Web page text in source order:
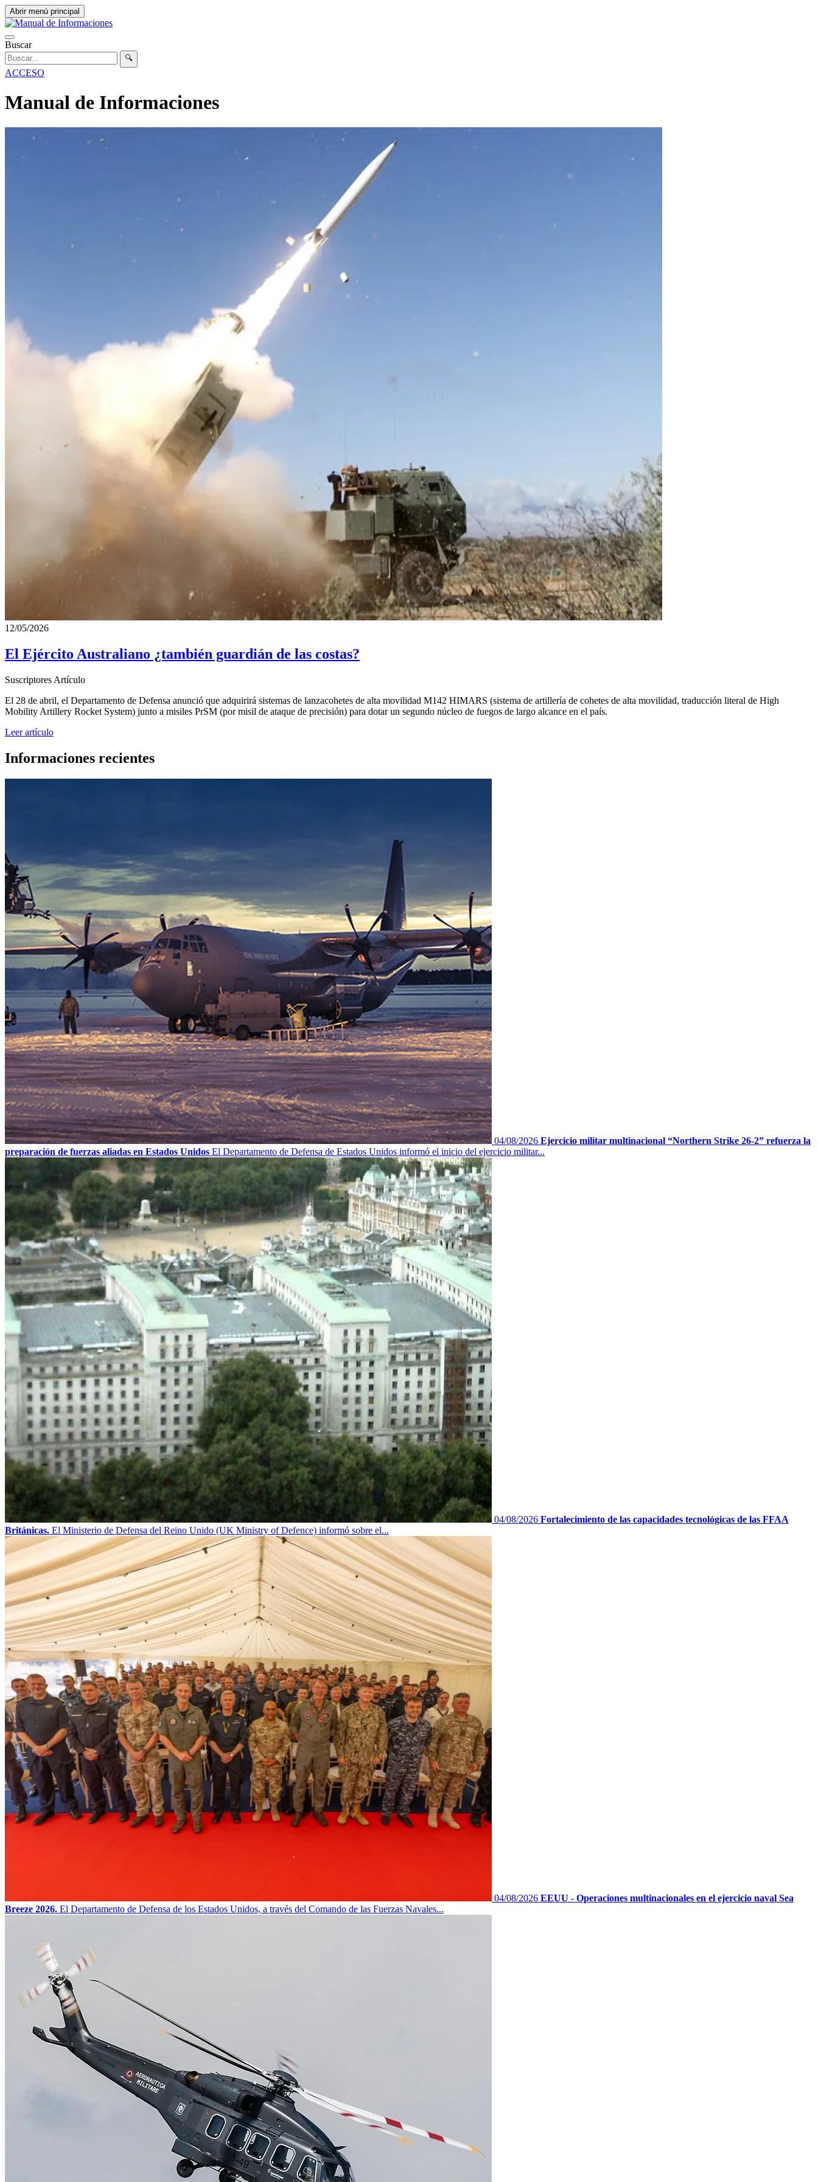
Abrir menú principal
Buscar
🔍
ACCESO
Manual de Informaciones
12/05/2026
El Ejército Australiano ¿también guardián de las costas?
Suscriptores Artículo
El 28 de abril, el Departamento de Defensa anunció que adquirirá sistemas de lanzacohetes de alta movilidad M142 HIMARS (sistema de artillería de cohetes de alta movilidad, traducción literal de High
Mobility Artillery Rocket System) junto a misiles PrSM (por misil de ataque de precisión) para dotar un segundo núcleo de fuegos de largo alcance en el país.
Leer artículo
Informaciones recientes
04/08/2026 Ejercicio militar multinacional “Northern Strike 26-2” refuerza la
preparación de fuerzas aliadas en Estados Unidos El Departamento de Defensa de Estados Unidos informó el inicio del ejercicio militar...
04/08/2026 Fortalecimiento de las capacidades tecnológicas de las FFAA
Británicas. El Ministerio de Defensa del Reino Unido (UK Ministry of Defence) informó sobre el...
04/08/2026 EEUU - Operaciones multinacionales en el ejercicio naval Sea
Breeze 2026. El Departamento de Defensa de los Estados Unidos, a través del Comando de las Fuerzas Navales...